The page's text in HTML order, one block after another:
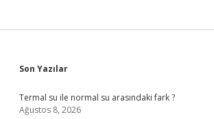
Sidebar
Son Yazılar
Termal su ile normal su arasındaki fark ?
Ağustos 8, 2026